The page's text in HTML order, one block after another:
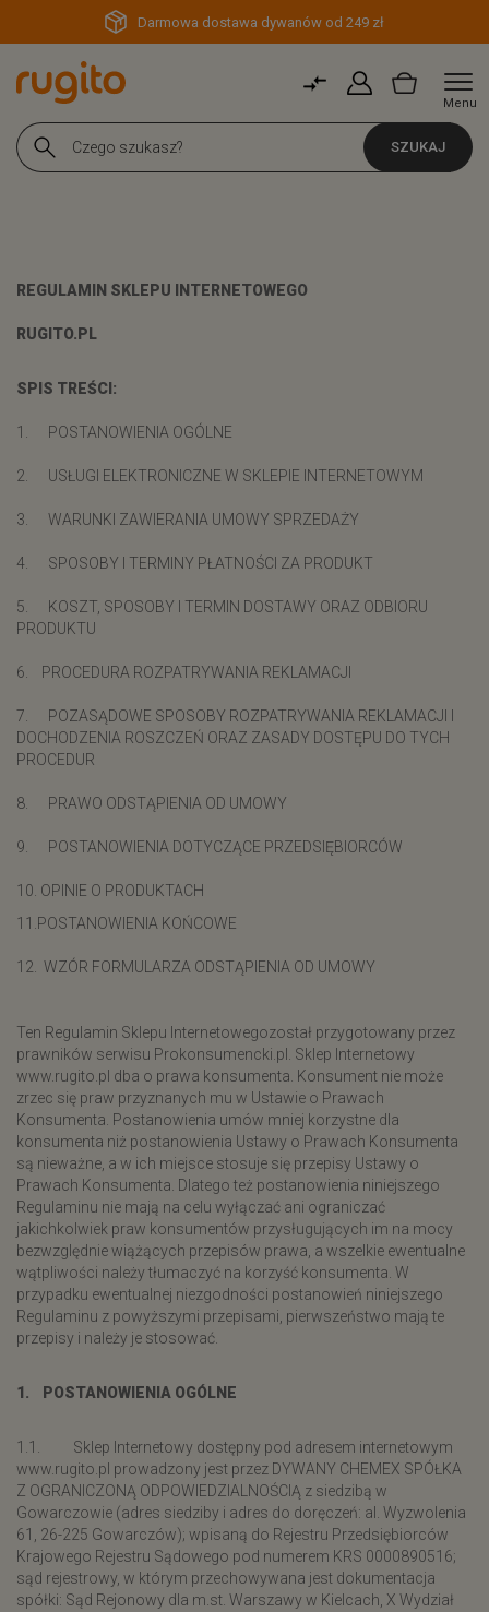
Darmowa dostawa dywanów od 249 zł
Menu
SZUKAJ
REGULAMIN SKLEPU INTERNETOWEGO
RUGITO.PL
SPIS TREŚCI:
1. POSTANOWIENIA OGÓLNE
2. USŁUGI ELEKTRONICZNE W SKLEPIE INTERNETOWYM
3. WARUNKI ZAWIERANIA UMOWY SPRZEDAŻY
4. SPOSOBY I TERMINY PŁATNOŚCI ZA PRODUKT
5. KOSZT, SPOSOBY I TERMIN DOSTAWY ORAZ ODBIORU
PRODUKTU
6. PROCEDURA ROZPATRYWANIA REKLAMACJI
7. POZASĄDOWE SPOSOBY ROZPATRYWANIA REKLAMACJI I
DOCHODZENIA ROSZCZEŃ ORAZ ZASADY DOSTĘPU DO TYCH
PROCEDUR
8. PRAWO ODSTĄPIENIA OD UMOWY
9. POSTANOWIENIA DOTYCZĄCE PRZEDSIĘBIORCÓW
10. OPINIE O PRODUKTACH
11.POSTANOWIENIA KOŃCOWE
12. WZÓR FORMULARZA ODSTĄPIENIA OD UMOWY
Ten Regulamin Sklepu Internetowegozostał przygotowany przez
prawników serwisu Prokonsumencki.pl. Sklep Internetowy
www.rugito.pl dba o prawa konsumenta. Konsument nie może
zrzec się praw przyznanych mu w Ustawie o Prawach
Konsumenta. Postanowienia umów mniej korzystne dla
konsumenta niż postanowienia Ustawy o Prawach Konsumenta
są nieważne, a w ich miejsce stosuje się przepisy Ustawy o
Prawach Konsumenta. Dlatego też postanowienia niniejszego
Regulaminu nie mają na celu wyłączać ani ograniczać
jakichkolwiek praw konsumentów przysługujących im na mocy
bezwzględnie wiążących przepisów prawa, a wszelkie ewentualne
wątpliwości należy tłumaczyć na korzyść konsumenta. W
przypadku ewentualnej niezgodności postanowień niniejszego
Regulaminu z powyższymi przepisami, pierwszeństwo mają te
przepisy i należy je stosować.
1. POSTANOWIENIA OGÓLNE
1.1. Sklep Internetowy dostępny pod adresem internetowym
www.rugito.pl prowadzony jest przez DYWANY CHEMEX SPÓŁKA
Z OGRANICZONĄ ODPOWIEDZIALNOŚCIĄ z siedzibą w
Gowarczowie (adres siedziby i adres do doręczeń: al. Wyzwolenia
61, 26-225 Gowarczów); wpisaną do Rejestru Przedsiębiorców
Krajowego Rejestru Sądowego pod numerem KRS 0000890516;
sąd rejestrowy, w którym przechowywana jest dokumentacja
spółki: Sąd Rejonowy dla m.st. Warszawy w Kielcach, X Wydział